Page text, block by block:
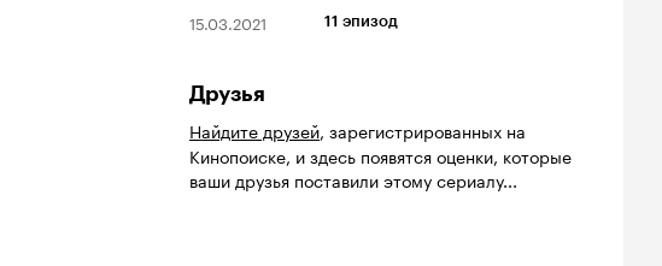
15.03.2021 11 эпизод
Друзья
Найдите друзей, зарегистрированных на
Кинопоиске, и здесь появятся оценки, которые
ваши друзья поставили этому сериалу...